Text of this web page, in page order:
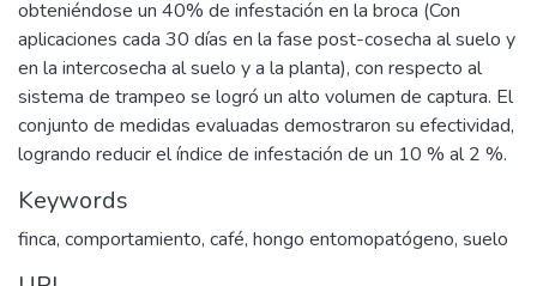
obteniéndose un 40% de infestación en la broca (Con
aplicaciones cada 30 días en la fase post-cosecha al suelo y
en la intercosecha al suelo y a la planta), con respecto al
sistema de trampeo se logró un alto volumen de captura. El
conjunto de medidas evaluadas demostraron su efectividad,
logrando reducir el índice de infestación de un 10 % al 2 %.
Keywords
finca, comportamiento, café, hongo entomopatógeno, suelo